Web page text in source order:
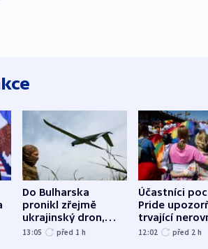
Do Bulharska
pronikl zřejmě
ukrajinský dron,
explodoval kilometr
13:05 před 1 h
Účastníci
Pride
trvající
12:02 před 2 h